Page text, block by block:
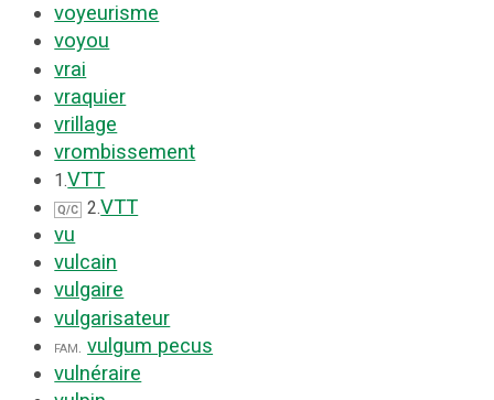
voyeurisme
voyou
vrai
vraquier
vrillage
vrombissement
1.VTT
Q/C 2.VTT
vu
vulcain
vulgaire
vulgarisateur
fam. vulgum pecus
vulnéraire